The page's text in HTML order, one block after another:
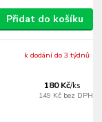
Přidat do košíku
180 Kč/ks
149 Kč bez DPH
k dodání do 3 týdnů